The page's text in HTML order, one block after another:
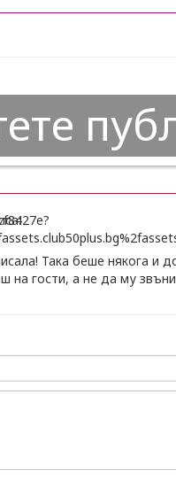
Така беше някога и
на гости, а не да му